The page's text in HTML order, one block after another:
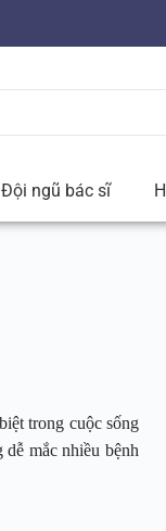
Đội ngũ bác sĩ
trong cuộc sống
mắc nhiều bệnh